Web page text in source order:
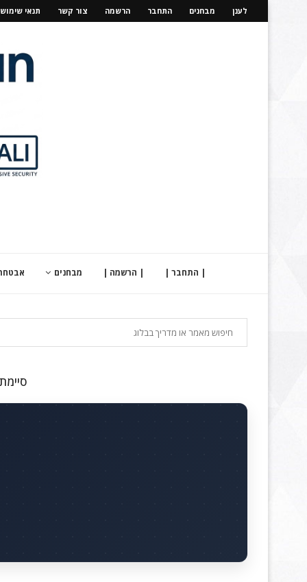
לענן מבחנים התחבר הרשמה צור קשר תנאי שימוש
| התחבר | | הרשמה | מבחנים